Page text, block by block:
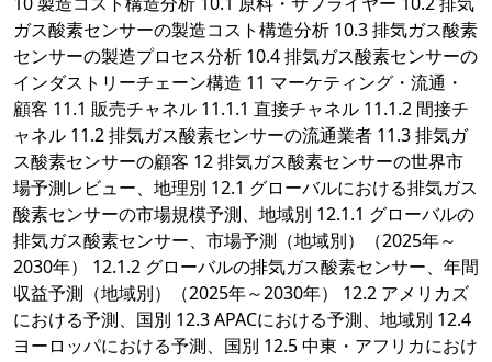
ガス酸素センサーの製造コスト構造分析 10.3 排気ガス酸素
センサーの製造プロセス分析 10.4 排気ガス酸素センサーの
インダストリーチェーン構造 11 マーケティング・流通・
顧客 11.1 販売チャネル 11.1.1 直接チャネル 11.1.2 間接チ
ャネル 11.2 排気ガス酸素センサーの流通業者 11.3 排気ガ
ス酸素センサーの顧客 12 排気ガス酸素センサーの世界市
場予測レビュー、地理別 12.1 グローバルにおける排気ガス
酸素センサーの市場規模予測、地域別 12.1.1 グローバルの
排気ガス酸素センサー、市場予測（地域別）（2025年～
2030年） 12.1.2 グローバルの排気ガス酸素センサー、年間
収益予測（地域別）（2025年～2030年） 12.2 アメリカズ
における予測、国別 12.3 APACにおける予測、地域別 12.4
ヨーロッパにおける予測、国別 12.5 中東・アフリカにおけ